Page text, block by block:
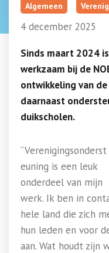
Algemeen
4 december 2025
Sinds maart 2024
werkzaam bij de
ontwikkeling van
daarnaast
duikscholen.
“Verenigingsonderst
euning is een leuk
onderdeel van mijn
werk. Ik ben in
hele land die zich
hun leden en voor
aan. Wat houdt zijn